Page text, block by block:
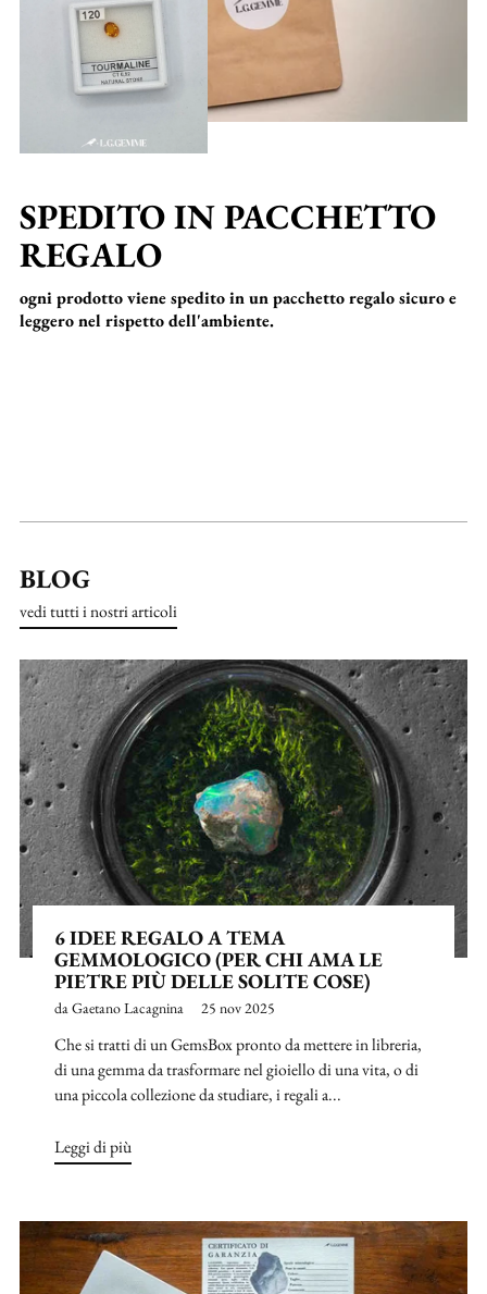
SPEDITO IN PACCHETTO
REGALO
ogni prodotto viene spedito in un pacchetto regalo sicuro e
leggero nel rispetto dell'ambiente.
BLOG
vedi tutti i nostri articoli
6 IDEE REGALO A TEMA
GEMMOLOGICO (PER CHI AMA LE
PIETRE PIÙ DELLE SOLITE COSE)
da Gaetano Lacagnina 25 nov 2025
Che si tratti di un GemsBox pronto da mettere in libreria,
di una gemma da trasformare nel gioiello di una vita, o di
una piccola collezione da studiare, i regali a...
Leggi di più